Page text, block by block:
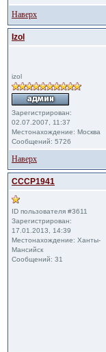
Наверх
Izol
izol
Зарегистрирован:
02.07.2007, 11:37
Местонахождение: Москва
Сообщений: 5726
Наверх
CCCP1941
ID пользователя #3611
Зарегистрирован:
17.01.2013, 14:39
Местонахождение: Ханты-
Мансийск
Сообщений: 31